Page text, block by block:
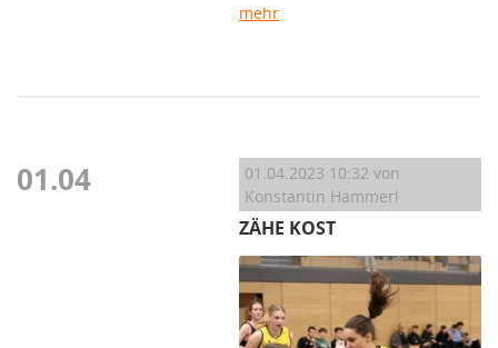
mehr
01.04 01.04.2023 10:32 von
Konstantin Hammerl
ZÄHE KOST